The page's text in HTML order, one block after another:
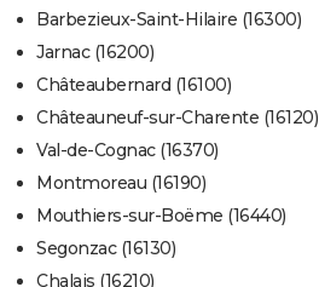
Barbezieux-Saint-Hilaire (16300)
Jarnac (16200)
Châteaubernard (16100)
Châteauneuf-sur-Charente (16120)
Val-de-Cognac (16370)
Montmoreau (16190)
Mouthiers-sur-Boëme (16440)
Segonzac (16130)
Chalais (16210)